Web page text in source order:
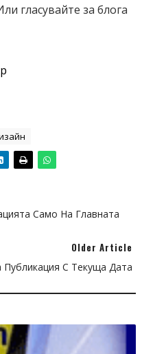
гласувайте за блога
Само На Главната
Older Article
Публикация С Текуща Дата